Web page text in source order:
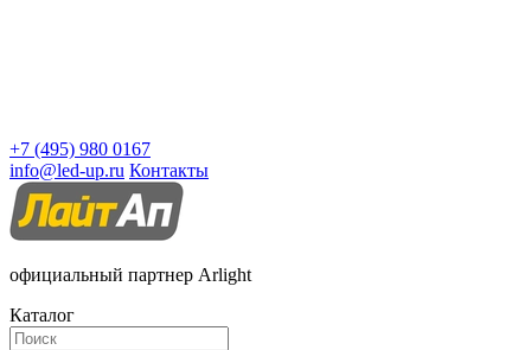
+7 (495) 980 0167
info@led-up.ru Контакты
официальный партнер Arlight
Каталог